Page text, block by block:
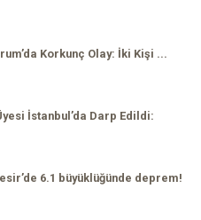
Korkunç Olay: İki Kişi ...
İstanbul’da Darp Edildi:
6.1 büyüklüğünde deprem!